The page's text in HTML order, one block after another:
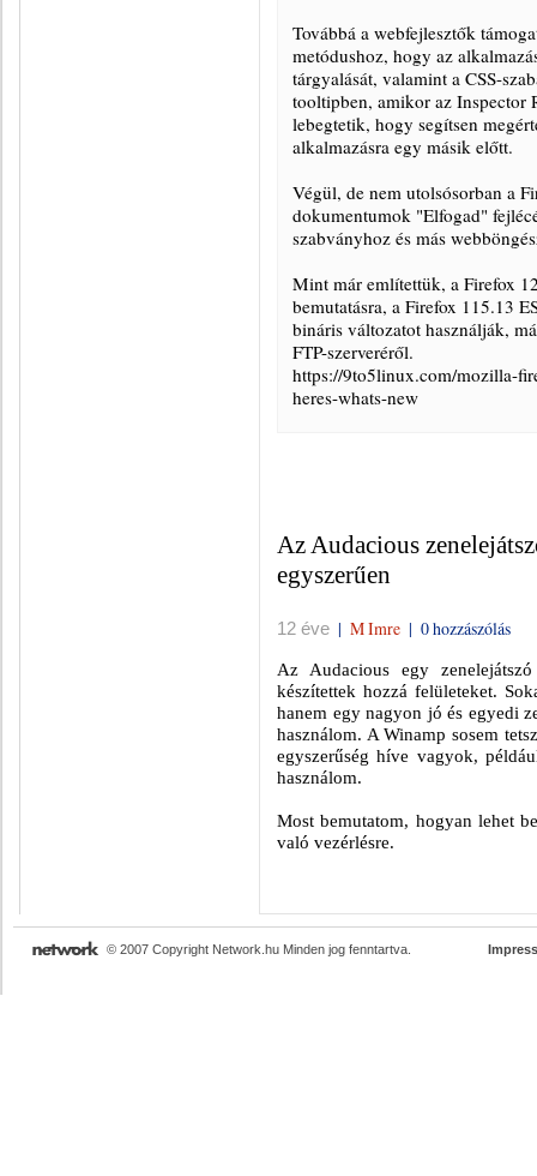
Továbbá a webfejlesztők
metódushoz, hogy az
tárgyalását, valamint a CSS-
tooltipben, amikor az Inspector
lebegtetik, hogy segítsen
alkalmazásra egy másik előtt.
Végül, de nem utolsósorban a
dokumentumok "Elfogad"
szabványhoz és más
Mint már említettük, a Firefox
bemutatásra, a Firefox 115.13
bináris változatot használják,
FTP-szerveréről.
https://9to5linux.com/mozilla-
heres-whats-new
Az Audacious
egyszerűen
12 éve | M Imre | 0 hozzászólás
Az Audacious egy
készítettek hozzá felületeket.
hanem egy nagyon jó és egyedi
használom. A Winamp sosem
egyszerűség híve vagyok,
használom.
Most bemutatom, hogyan lehet
való vezérlésre.
© 2007 Copyright Network.hu Minden jog fenntartva.